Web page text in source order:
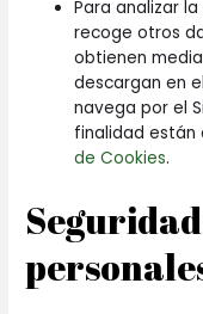
Para analizar
recoge otros
obtienen
descargan en
navega por el
finalidad
de Cookies.